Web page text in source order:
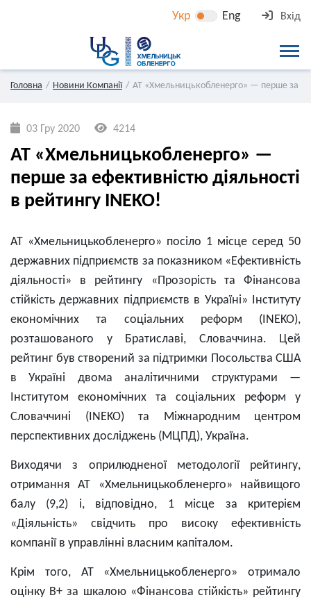
Укр Eng Вхід
Головна Новини Компанії АТ «Хмельницькобленерго» — перше за
03 Гру 2020 4214
АТ «Хмельницькобленерго» —
перше за ефективністю діяльності
в рейтингу INEKO!
АТ «Хмельницькобленерго» посіло 1 місце серед 50
державних підприємств за показником «Ефективність
діяльності» в рейтингу «Прозорість та Фінансова
стійкість державних підприємств в Україні» Інституту
економічних та соціальних реформ (INEKO),
розташованого у Братиславі, Словаччина. Цей
рейтинг був створений за підтримки Посольства США
в Україні двома аналітичними структурами —
Інститутом економічних та соціальних реформ у
Словаччині (INEKO) та Міжнародним центром
перспективних досліджень (МЦПД), Україна.
Виходячи з оприлюдненої методології рейтингу,
отримання АТ «Хмельницькобленерго» найвищого
балу (9,2) і, відповідно, 1 місце за критерієм
«Діяльність» свідчить про високу ефективність
компанії в управлінні власним капіталом.
Крім того, АТ «Хмельницькобленерго» отримало
оцінку В+ за шкалою «Фінансова стійкість» рейтингу